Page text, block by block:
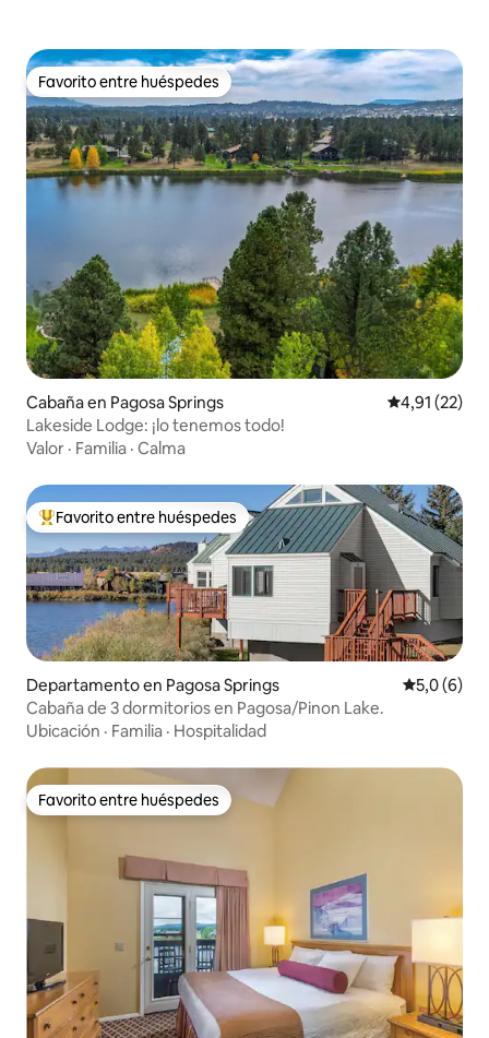
Favorito entre huéspedes
Favorito entre huéspedes
Cabaña en Pagosa Springs Calificación
4,91 (22)
Lakeside Lodge: ¡lo tenemos todo!
Valor · Familia · Calma
Favorito entre los huéspedes más destacados
Favorito entre huéspedes
Departamento en Pagosa Springs
5,0 (6)
Cabaña de 3 dormitorios en Pagosa/Pinon Lake.
Ubicación · Familia · Hospitalidad
Favorito entre huéspedes
Favorito entre huéspedes